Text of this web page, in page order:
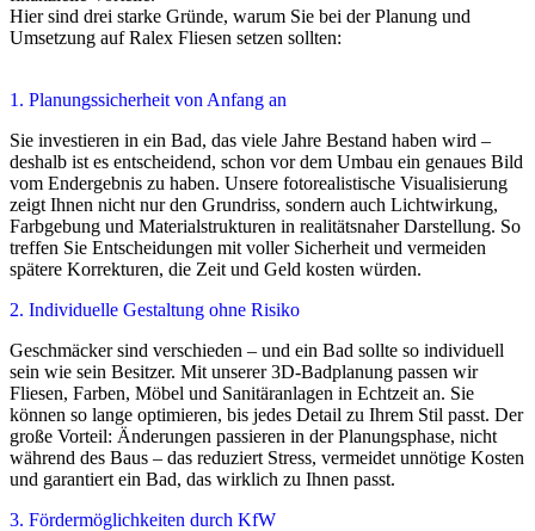
Hier sind drei starke Gründe, warum Sie bei der Planung und
Umsetzung auf Ralex Fliesen setzen sollten:
1. Planungssicherheit von Anfang an
Sie investieren in ein Bad, das viele Jahre Bestand haben wird –
deshalb ist es entscheidend, schon vor dem Umbau ein genaues Bild
vom Endergebnis zu haben. Unsere fotorealistische Visualisierung
zeigt Ihnen nicht nur den Grundriss, sondern auch Lichtwirkung,
Farbgebung und Materialstrukturen in realitätsnaher Darstellung. So
treffen Sie Entscheidungen mit voller Sicherheit und vermeiden
spätere Korrekturen, die Zeit und Geld kosten würden.
2. Individuelle Gestaltung ohne Risiko
Geschmäcker sind verschieden – und ein Bad sollte so individuell
sein wie sein Besitzer. Mit unserer 3D-Badplanung passen wir
Fliesen, Farben, Möbel und Sanitäranlagen in Echtzeit an. Sie
können so lange optimieren, bis jedes Detail zu Ihrem Stil passt. Der
große Vorteil: Änderungen passieren in der Planungsphase, nicht
während des Baus – das reduziert Stress, vermeidet unnötige Kosten
und garantiert ein Bad, das wirklich zu Ihnen passt.
3. Fördermöglichkeiten durch KfW